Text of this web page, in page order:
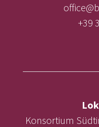
+39
Konsortium